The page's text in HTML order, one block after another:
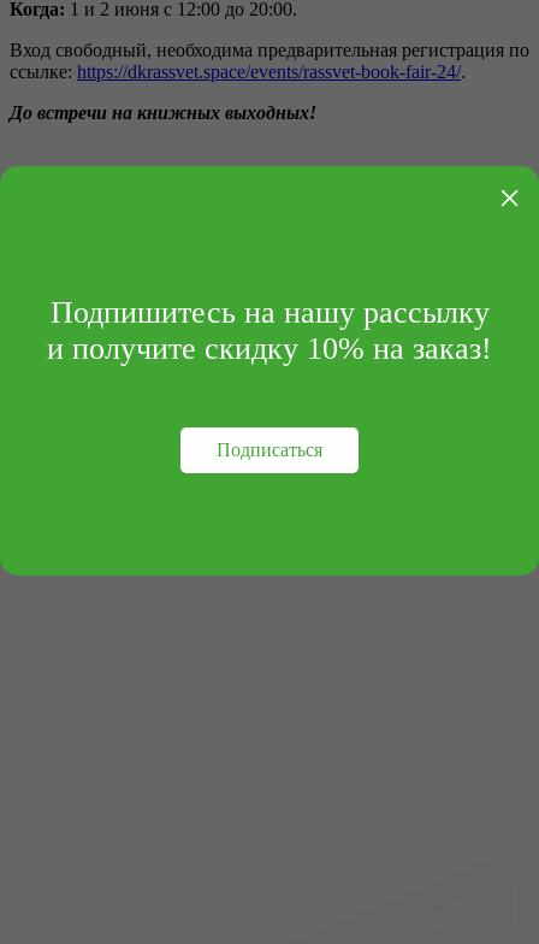
Когда: 1 и 2 июня с 12:00 до 20:00.
Вход свободный, необходима предварительная регистрация по
ссылке: https://dkrassvet.space/events/rassvet-book-fair-24/.
До встречи на книжных выходных!
Телефон редакции:
×
Подпишитесь на нашу рассылку
и получите скидку 10% на заказ!
Подписаться